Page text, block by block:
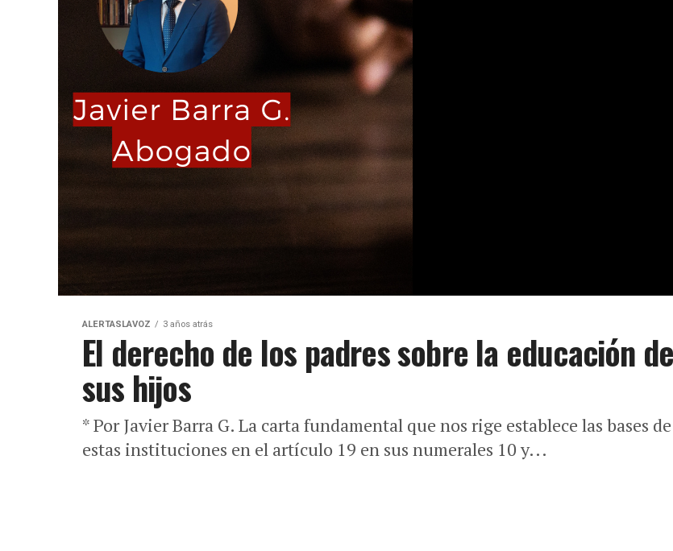
ALERTASLAVOZ 3 años atrás
El derecho de los padres sobre la educación de
sus hijos
* Por Javier Barra G. La carta fundamental que nos rige establece las bases de
estas instituciones en el artículo 19 en sus numerales 10 y...